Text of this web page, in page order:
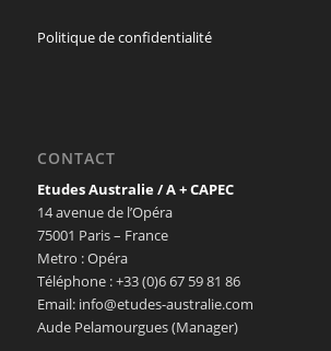
Politique de confidentialité
CONTACT
Etudes Australie / A + CAPEC
14 avenue de l’Opéra
75001 Paris – France
Metro : Opéra
Téléphone : +33 (0)6 67 59 81 86
Email: info@etudes-australie.com
Aude Pelamourgues (Manager)